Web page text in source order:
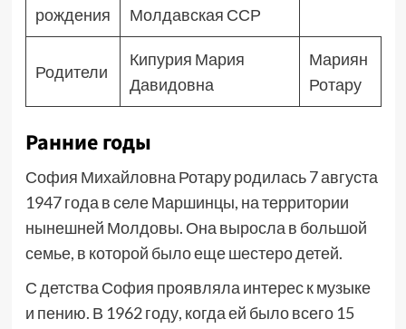
рождения
Молдавская ССР
Родители
Кипурия Мария
Давидовна
Мариян
Ротару
Ранние годы
София Михайловна Ротару родилась 7 августа
1947 года в селе Маршинцы, на территории
нынешней Молдовы. Она выросла в большой
семье, в которой было еще шестеро детей.
С детства София проявляла интерес к музыке
и пению. В 1962 году, когда ей было всего 15